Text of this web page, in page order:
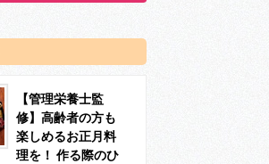
【管理栄養士監
修】高齢者の方も
楽しめるお正月料
理を！ 作る際のひ